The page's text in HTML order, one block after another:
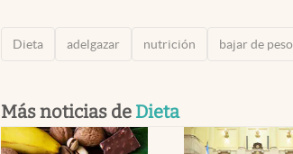
Dieta adelgazar nutrición bajar de peso
Más noticias de Dieta